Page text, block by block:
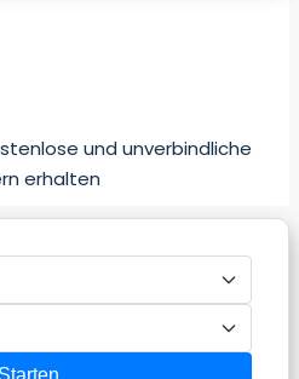
und unverbindliche
erhalten